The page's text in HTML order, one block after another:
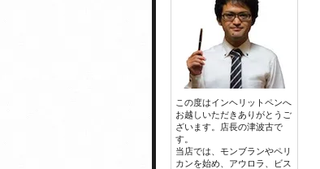
この度はインヘリットペンへ
お越しいただきありがとうご
ざいます。店長の津波古で
す。
当店では、モンブランやペリ
カンを始め、アウロラ、ビス